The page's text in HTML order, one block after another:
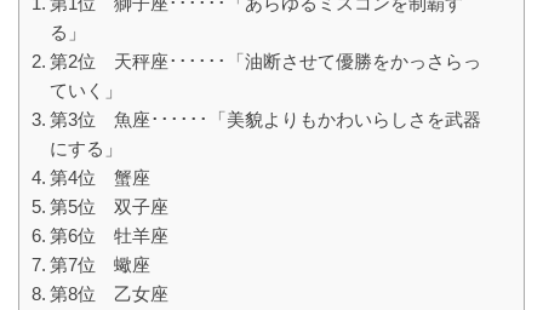
る」
第2位 天秤座･･････「油断させて優勝をかっさらっ
ていく」
第3位 魚座･･････「美貌よりもかわいらしさを武器
にする」
第4位 蟹座
第5位 双子座
第6位 牡羊座
第7位 蠍座
第8位 乙女座